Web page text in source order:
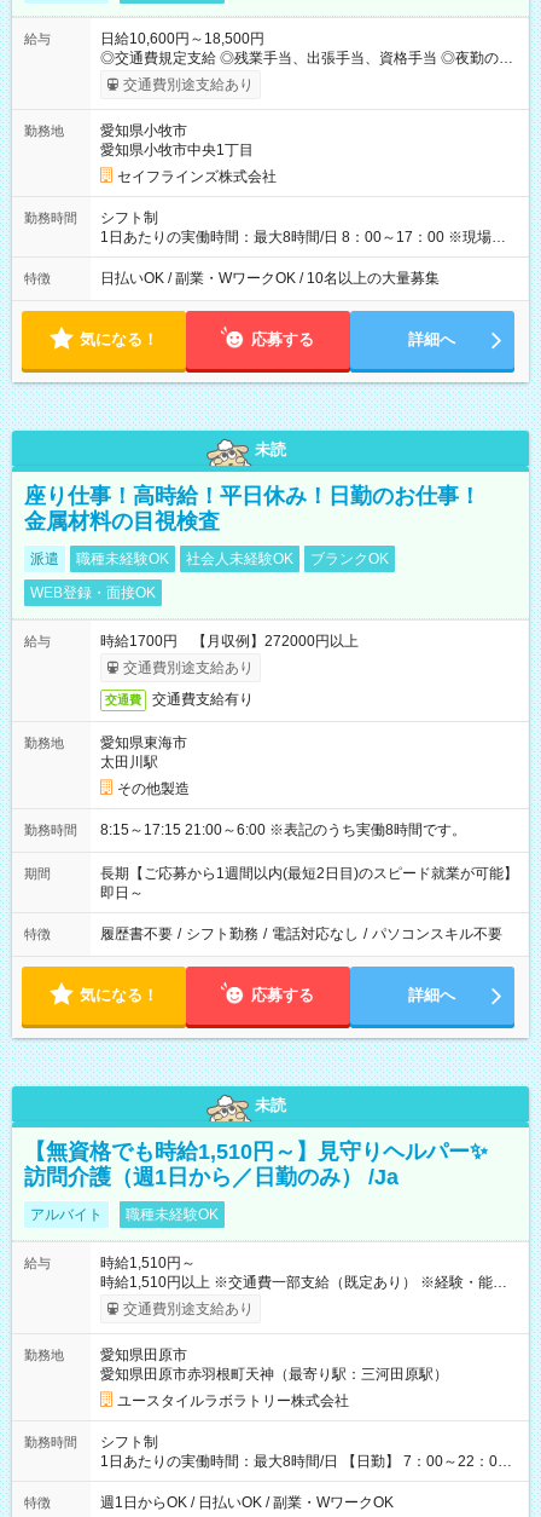
給与
日給10,600円～18,500円
◎交通費規定支給 ◎残業手当、出張手当、資格手当 ◎夜勤の場
合：22時～翌5時は割増給与 ◎日払い・週払い可(希望者／条件
有) ＜月収例＞ 入社3か月：月収28万 入社1年：月収39万 ◎自分
ダブルワークも可能です☺ ◎髪色、ピアス、タトゥーOK おしゃ
れも自由に楽しめます！ 【試用期間】試用期間あり 試用期間の
長さ：3ヶ月 雇用形態、給与は本採用時と同じです。
交通費別途支給あり
勤務地
愛知県小牧市
愛知県小牧市中央1丁目
セイフラインズ株式会社
勤務時間
シフト制
1日あたりの実働時間：最大8時間/日 8：00～17：00 ※現場によ
っては多少時間は前後します ▶残業ほとんどなし！ ▶時間より
早く終わることの方が多いと思います。現場によっては午前中
望の方は夜勤（21:00～6:00）のお仕事も可能。
特徴 日払いOK / 副業・WワークOK / 10名以上の大量募集
気になる！ 応募する 詳細へ
未読
座り仕事！高時給！平日休み！日勤のお仕事！
金属材料の目視検査
派遣 職種未経験OK 社会人未経験OK
ブランクOK
WEB登録・面接OK
給与
時給1700円 【月収例】272000円以上
交通費別途支給あり
交通費 交通費支給有り
勤務地
愛知県東海市
太田川駅
その他製造
勤務時間 8:15～17:15 21:00～6:00 ※表記のうち実働8時間です。
期間
長期【ご応募から1週間以内(最短2日目)のスピード就業が可能】
即日～
特徴 履歴書不要 / シフト勤務 / 電話対応なし / パソコンスキル不要
気になる！ 応募する 詳細へ
未読
【無資格でも時給1,510円～】見守りヘルパー✨
訪問介護（週1日から／日勤のみ） /Ja
アルバイト 職種未経験OK
給与
時給1,510円～
時給1,510円以上 ※交通費一部支給（既定あり） ※経験・能力を
考慮して決定します 【収入例】 週1回勤務の場合：1,510円×8時
間×4回=4万8,320円 週3回勤務の場合：1,510円×8時間×12回
1,600円 【試用期間】試用期間あり 試用期間の長さ：2ヶ月
※ 雇用形態と給与に、本採用時と異なる部分があります。 雇用
形態：本採用時と同じです。 給与：時給 1,140円以上
交通費別途支給あり
勤務地
愛知県田原市
愛知県田原市赤羽根町天神（最寄り駅：三河田原駅）
ユースタイルラボラトリー株式会社
勤務時間
シフト制
1日あたりの実働時間：最大8時間/日 【日勤】 7：00～22：00
の間で8時間勤務（休憩時間は法定通り） ※週1日～OK ／ 夜勤
なし ＊＊ 勤務時間例 ＊＊ ■8時から17時 ■9時から18時 ■10
特徴 週1日からOK / 日払いOK / 副業・WワークOK